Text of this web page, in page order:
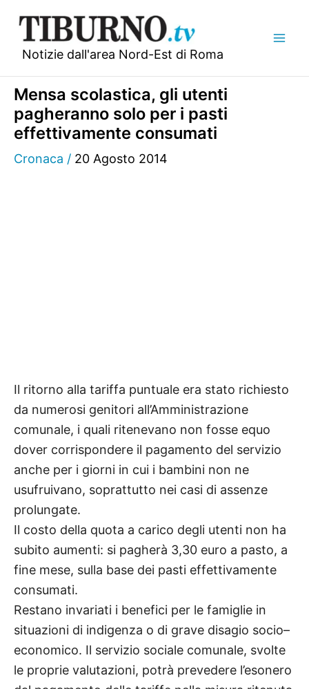
contenuto
Notizie dall'area Nord-Est di Roma
Mensa scolastica, gli utenti
pagheranno solo per i pasti
effettivamente consumati
Cronaca / 20 Agosto 2014
Il ritorno alla tariffa puntuale era stato richiesto
da numerosi genitori all’Amministrazione
comunale, i quali ritenevano non fosse equo
dover corrispondere il pagamento del servizio
anche per i giorni in cui i bambini non ne
usufruivano, soprattutto nei casi di assenze
prolungate.
Il costo della quota a carico degli utenti non ha
subito aumenti: si pagherà 3,30 euro a pasto, a
fine mese, sulla base dei pasti effettivamente
consumati.
Restano invariati i benefici per le famiglie in
situazioni di indigenza o di grave disagio socio–
economico. Il servizio sociale comunale, svolte
le proprie valutazioni, potrà prevedere l’esonero